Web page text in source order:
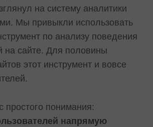
на систему аналитики
Мы привыкли использовать
по анализу поведения
на сайте. Для половины
этот инструмент и вовсе
простого понимания:
напрямую